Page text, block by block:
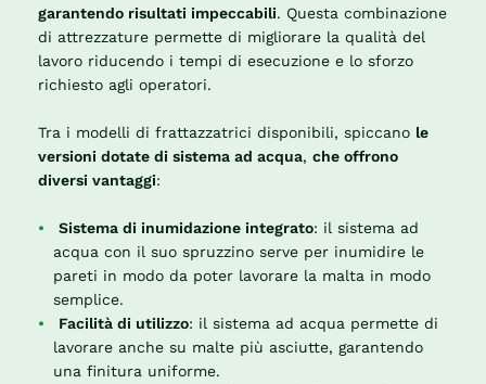
garantendo risultati impeccabili. Questa combinazione
di attrezzature permette di migliorare la qualità del
lavoro riducendo i tempi di esecuzione e lo sforzo
richiesto agli operatori.
Tra i modelli di frattazzatrici disponibili, spiccano le
versioni dotate di sistema ad acqua, che offrono
diversi vantaggi:
Sistema di inumidazione integrato: il sistema ad
acqua con il suo spruzzino serve per inumidire le
pareti in modo da poter lavorare la malta in modo
semplice.
Facilità di utilizzo: il sistema ad acqua permette di
lavorare anche su malte più asciutte, garantendo
una finitura uniforme.